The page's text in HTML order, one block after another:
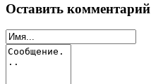
Оставить комментарий